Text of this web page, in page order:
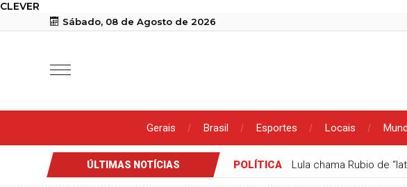
CLEVER
Sábado, 08 de Agosto de 2026
Gerais Brasil Esportes Locais
ÚLTIMAS NOTÍCIAS POLÍTICA Lula chama Rubio de